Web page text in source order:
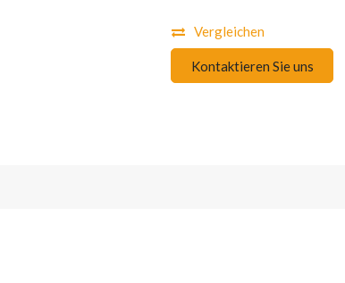
Vergleichen
Kontaktieren Sie uns